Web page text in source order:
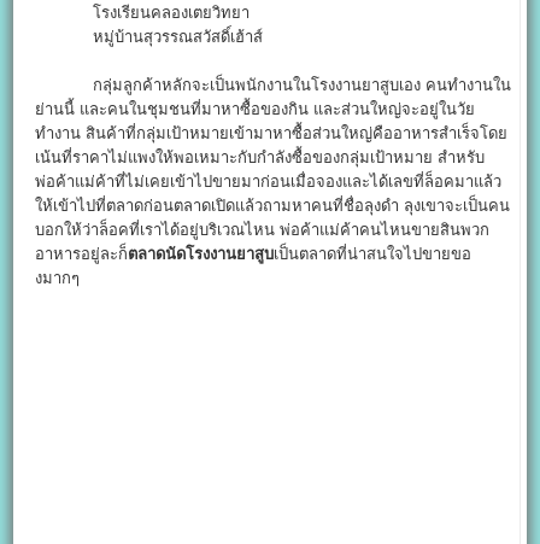
โรงเรียนคลองเตยวิทยา
หมู่บ้านสุวรรณสวัสดิ์เฮ้าส์
กลุ่มลูกค้าหลักจะเป็นพนักงานในโรงงานยาสูบเอง คนทำงานใน
ย่านนี้ และคนในชุมชนที่มาหาซื้อของกิน และส่วนใหญ่จะอยู่ในวัย
ทำงาน สินค้าที่กลุ่มเป้าหมายเข้ามาหาซื้อส่วนใหญ่คืออาหารสำเร็จโดย
เน้นที่ราคาไม่แพงให้พอเหมาะกับกำลังซื้อของกลุ่มเป้าหมาย สำหรับ
พ่อค้าแม่ค้าที่ไม่เคยเข้าไปขายมาก่อนเมื่อจองและได้เลขที่ล็อคมาแล้ว
ให้เข้าไปที่ตลาดก่อนตลาดเปิดแล้วถามหาคนที่ชื่อลุงดำ ลุงเขาจะเป็นคน
บอกให้ว่าล็อคที่เราได้อยู่บริเวณไหน พ่อค้าแม่ค้าคนไหนขายสินพวก
อาหารอยู่ละก็ตลาดนัดโรงงานยาสูบเป็นตลาดที่น่าสนใจไปขายขอ
งมากๆ